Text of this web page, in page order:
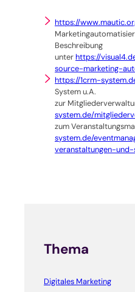
https://
Beschreibung
unterhttps://
source-marketing-
https://1crm-
System u.A.
zur
system.de/
zum
system.de/
veranstaltungen-
Thema
Digitales Marketing